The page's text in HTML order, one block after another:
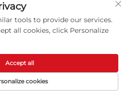
Шаньдон, компанія
конфіденційності
tools to provide our services.
all cookies, click Personalize
cookies
Accept all